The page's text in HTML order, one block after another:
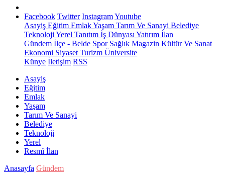
Facebook Twitter InstagramYoutube
Asayiş Eğitim EmlakYaşam Tarım Ve Sanayi Belediye
Teknoloji Yerel Tanıtım İş Dünyası Yatırım İlan
Gündem İlçe - Belde SporSağlık Magazin Kültür Ve Sanat
Ekonomi Siyaset Turizm Üniversite
Künye İletişim RSS
Asayiş
Eğitim
Emlak
Yaşam
Tarım Ve Sanayi
Belediye
Teknoloji
Yerel
Resmî İlan
Anasayfa Gündem